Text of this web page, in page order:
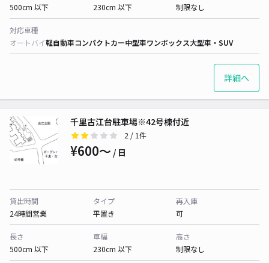
500cm 以下
230cm 以下
制限なし
対応車種
オートバイ軽自動車コンパクトカー中型車ワンボックス大型車・SUV
詳細へ
千里古江台駐車場※42号棟付近
2 / 1件
¥600〜 / 日
貸出時間
24時間営業
タイプ
平置き
再入庫
可
長さ
500cm 以下
車幅
230cm 以下
高さ
制限なし